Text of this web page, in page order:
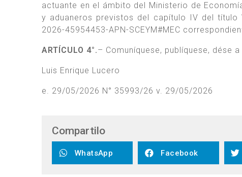
actuante en el ámbito del Ministerio de
y aduaneros previstos del capítulo IV del
2026-45954453-APN-SCEYM#MEC
ARTÍCULO 4°.– Comuníquese, publíquese, dése
Luis Enrique Lucero
e. 29/05/2026 N° 35993/26 v. 29/05/2026
Compartilo
WhatsApp Facebook